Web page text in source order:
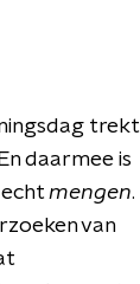
trekt
daarmee is
mengen.
van